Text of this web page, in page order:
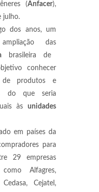
(Anfacer),
julho.
dos anos, um
das
brasileira de
conhecer
de produtos e
do que seria
às unidades
em países da
para
29 empresas
Alfagres,
Cejatel,